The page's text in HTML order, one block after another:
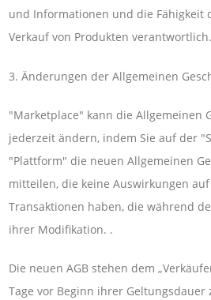
und Informationen und die Fähigkeit
Verkauf von Produkten verantwortlich.
3. Änderungen der Allgemeinen
"Marketplace" kann die Allgemeinen
jederzeit ändern, indem Sie auf der
"Plattform" die neuen Allgemeinen
mitteilen, die keine Auswirkungen
Transaktionen haben, die während
ihrer Modifikation. .
Die neuen AGB stehen dem
Tage vor Beginn ihrer Geltungsdauer